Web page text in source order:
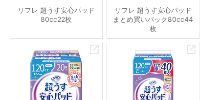
リフレ 超うす安心パッド
80cc22枚
リフレ 超うす安心パッド
まとめ買いパック80cc44
枚